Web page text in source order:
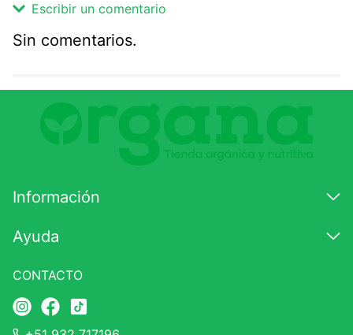
Escribir un comentario
Comentario
Califique el producto de 1 a 5 estrellas
★★★
Correo electrónico
Sin comentarios.
Información
Ayuda
CONTACTO